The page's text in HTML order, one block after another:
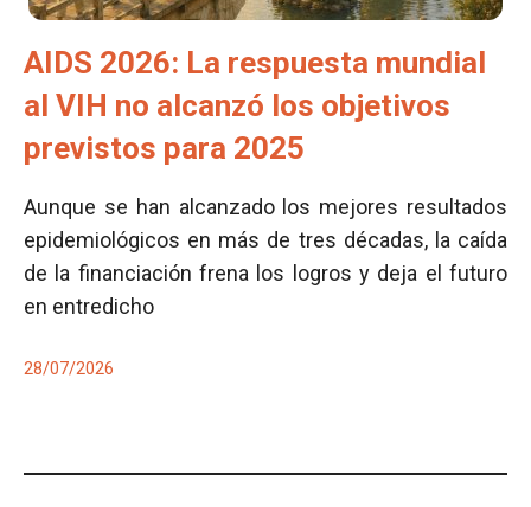
AIDS 2026: La respuesta mundial
al VIH no alcanzó los objetivos
previstos para 2025
Aunque se han alcanzado los mejores resultados
epidemiológicos en más de tres décadas, la caída
de la financiación frena los logros y deja el futuro
en entredicho
28/07/2026